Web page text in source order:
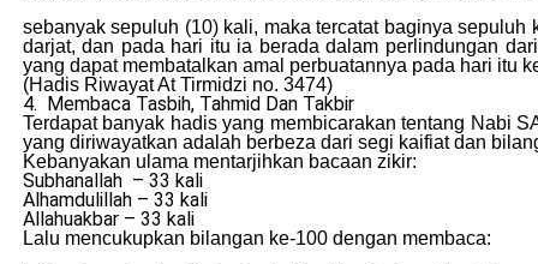
sebanyak sepuluh (10) kali, maka tercatat baginya
darjat, dan pada hari itu ia berada dalam perlindungan
yang dapat membatalkan amal perbuatannya pada hari itu
(Hadis Riwayat At Tirmidzi no. 3474)
4. Membaca Tasbih, Tahmid Dan Takbir
Terdapat banyak hadis yang membicarakan tentang Nabi
yang diriwayatkan adalah berbeza dari segi kaifiat dan
Kebanyakan ulama mentarjihkan bacaan zikir:
Subhanallah – 33 kali
Alhamdulillah – 33 kali
Allahuakbar – 33 kali
Lalu mencukupkan bilangan ke-100 dengan membaca: